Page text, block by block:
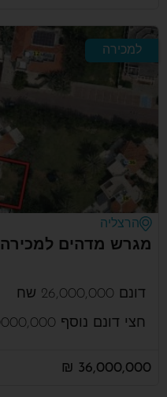
למכירה
הרצליה
מגרש מדהים למכירה
דונם 26,000,000 שח
חצי דונם נוסף 12,0000,000שח
36,000,000 ₪